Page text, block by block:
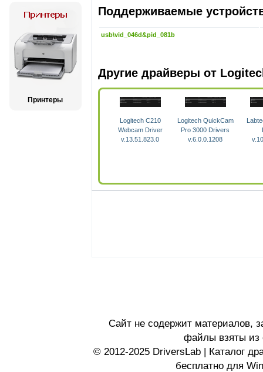
Принтеры
Поддерживаемые
usb\vid_046d&pid_081b
Другие драйверы от
Logitech C210
Webcam Driver
v.13.51.823.0
Logitech QuickCam
Pro 3000 Drivers
v.6.0.0.1208
Сайт не содержит материалов,
файлы взяты из
© 2012-2025 DriversLab | Каталог
бесплатно для